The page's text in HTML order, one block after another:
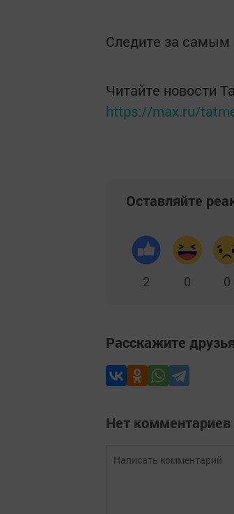
Следите за
Читайте новости
https://max.ru/
Оставляйте
2 0 0
Расскажите
Нет комментариев